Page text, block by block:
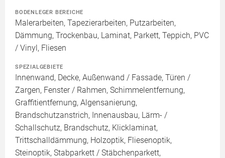
BODENLEGER BEREICHE
Malerarbeiten, Tapezierarbeiten, Putzarbeiten,
Dämmung, Trockenbau, Laminat, Parkett, Teppich, PVC
/ Vinyl, Fliesen
SPEZIALGEBIETE
Innenwand, Decke, Außenwand / Fassade, Türen /
Zargen, Fenster / Rahmen, Schimmelentfernung,
Graffitientfernung, Algensanierung,
Brandschutzanstrich, Innenausbau, Lärm- /
Schallschutz, Brandschutz, Klicklaminat,
Trittschalldämmung, Holzoptik, Fliesenoptik,
Steinoptik, Stabparkett / Stäbchenparkett,